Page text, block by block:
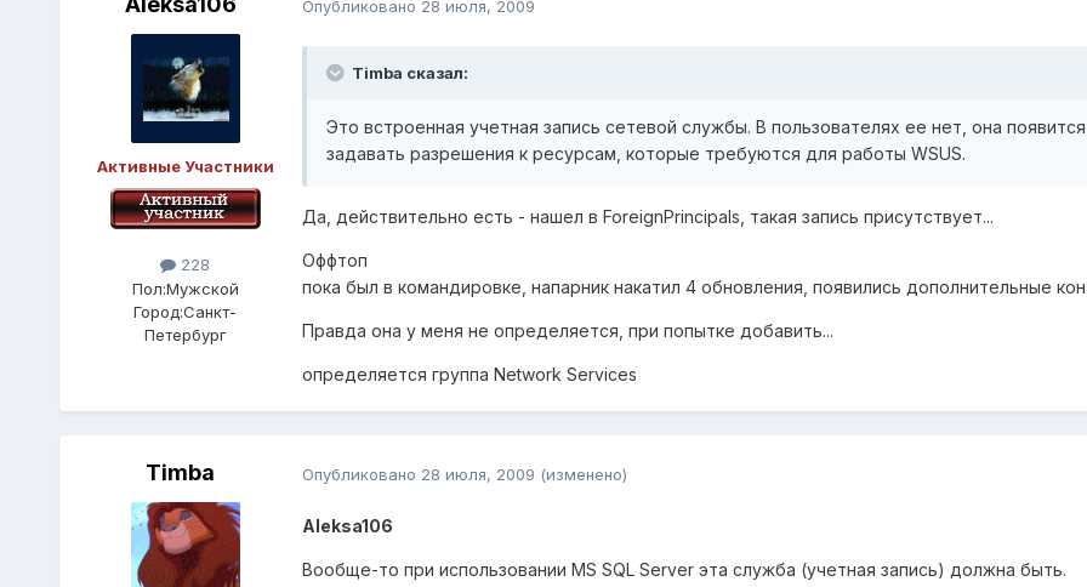
Активные Участники
228
Пол:Мужской
Город:Санкт-
Петербург
Опубликовано 28 июля, 2009
Timba сказал:
Это встроенная учетная запись сетевой службы. В пользователях ее нет, она
задавать разрешения к ресурсам, которые требуются для работы WSUS.
Да, действительно есть - нашел в ForeignPrincipals, такая запись присутствует...
Оффтоп
пока был в командировке, напарник накатил 4 обновления, появились дополнительные
Правда она у меня не определяется, при попытке добавить...
определяется группа Network Services
Timba Опубликовано 28 июля, 2009 (изменено)
Aleksa106
Вообще-то при использовании MS SQL Server эта служба (учетная запись) должна быть.